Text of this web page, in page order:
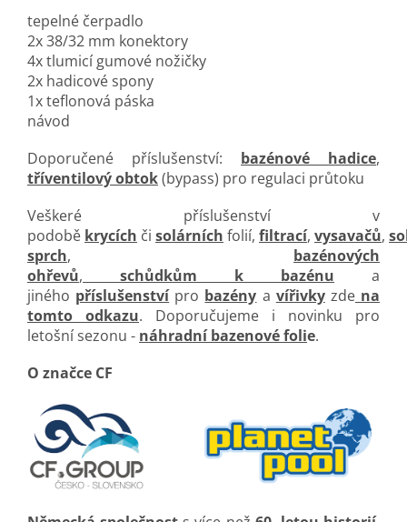
tepelné čerpadlo
2x 38/32 mm konektory
4x tlumicí gumové nožičky
2x hadicové spony
1x teflonová páska
návod
Doporučené příslušenství: bazénové hadice,
tříventilový obtok(bypass) pro regulaci průtoku
Veškeré příslušenství v
podobě krycích či solárních folií, filtrací, vysavačů,
sprch, bazénových
ohřevů, schůdkům k bazénu a
jiného příslušenstvípro bazény a vířivkyzdena
tomto odkazu. Doporučujeme i novinku pro
letošní sezonu - náhradní bazenové folie.
O značce CF